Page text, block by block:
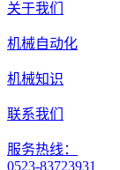
关于我们
机械自动化
机械知识
联系我们
服务热线：
0523-83723931